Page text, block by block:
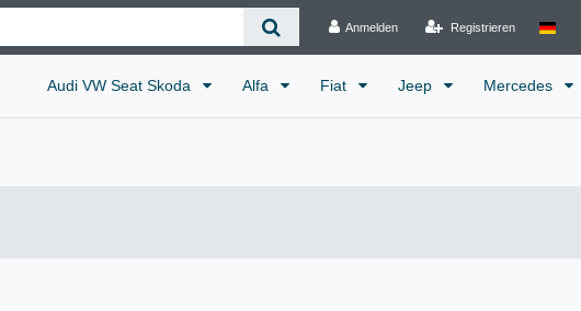
Anmelden Registrieren
Audi VW Seat Skoda Alfa Fiat Jeep Mercedes